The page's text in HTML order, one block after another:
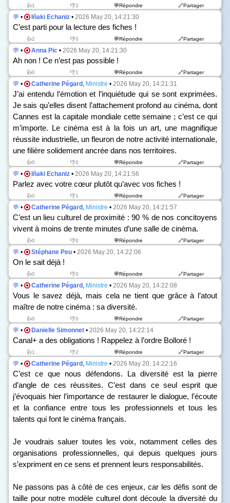
👍1 👎2 💬Répondre 🔗Partager
💬 • Iñaki Echaniz • 2026 May 20, 14:21:30
C’est parti pour la lecture des fiches !
👍2 👎0 💬Répondre 🔗Partager
💬 • Anna Pic • 2026 May 20, 14:21:30
Ah non ! Ce n’est pas possible !
👍0 👎1 💬Répondre 🔗Partager
💬 • Catherine Pégard , Ministre • 2026 May 20, 14:21:31
J’ai entendu l’émotion et l’inquiétude qui se sont exprimées.
Je sais qu’elles disent l’attachement profond au cinéma, dont
Cannes est la capitale mondiale cette semaine ; c’est ce qui
m’importe. Le cinéma est à la fois un art, une magnifique
réussite industrielle, un fleuron de notre activité internationale,
une filière solidement ancrée dans nos territoires.
👍0 👎0 💬Répondre 🔗Partager
💬 • Iñaki Echaniz • 2026 May 20, 14:21:56
Parlez avec votre cœur plutôt qu’avec vos fiches !
👍0 👎1 💬Répondre 🔗Partager
💬 • Catherine Pégard , Ministre • 2026 May 20, 14:21:57
C’est un lieu culturel de proximité : 90 % de nos concitoyens
vivent à moins de trente minutes d’une salle de cinéma.
👍0 👎0 💬Répondre 🔗Partager
💬 • Stéphane Peu • 2026 May 20, 14:22:06
On le sait déjà !
👍0 👎0 💬Répondre 🔗Partager
💬 • Catherine Pégard , Ministre • 2026 May 20, 14:22:08
Vous le savez déjà, mais cela ne tient que grâce à l’atout
maître de notre cinéma : sa diversité.
👍0 👎0 💬Répondre 🔗Partager
💬 • Danielle Simonnet • 2026 May 20, 14:22:14
Canal+ a des obligations ! Rappelez à l’ordre Bolloré !
👍1 👎2 💬Répondre 🔗Partager
💬 • Catherine Pégard , Ministre • 2026 May 20, 14:22:16
C’est ce que nous défendons. La diversité est la pierre
d’angle de ces réussites. C’est dans ce seul esprit que
j’évoquais hier l’importance de restaurer le dialogue, l’écoute
et la confiance entre tous les professionnels et tous les
talents qui font le cinéma français.
Je voudrais saluer toutes les voix, notamment celles des
organisations professionnelles, qui depuis quelques jours
s’expriment en ce sens et prennent leurs responsabilités.
Ne passons pas à côté de ces enjeux, car les défis sont de
taille pour notre modèle culturel dont découle la diversité du